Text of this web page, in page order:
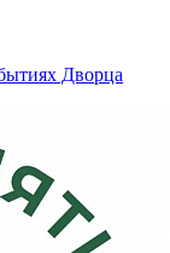
Дворца